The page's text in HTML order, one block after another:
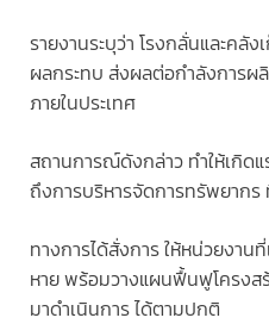
รายงานระบุว่า โรงกลั่นและคลั
ผลกระทบ ส่งผลต่อกำลังการผลิ
ภายในประเทศ
สถานการณ์ดังกล่าว ทำให้เกิด
ถึงการบริหารจัดการทรัพยาก
ทางการได้สั่งการ ให้หน่วยงาน
หาย พร้อมวางแผนฟื้นฟูโครงส
มาดำเนินการ ได้ตามปกติ